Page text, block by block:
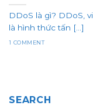
DDoS là gì? DDoS,
là hình thức tấn [...]
1 COMMENT
SEARCH